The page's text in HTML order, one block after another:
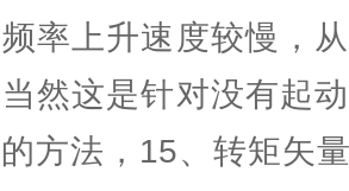
率上升速度较慢，
然这是针对没有起
方法，15、转矩矢